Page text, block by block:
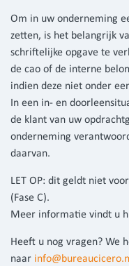
Om in uw onderneming
zetten, is het belangrijk
schriftelijke opgave te
de cao of de interne
indien deze niet onder
In een in- en
de klant van uw
onderneming
daarvan.
LET OP: dit geldt niet
(Fase C).
Meer informatie vindt u
Heeft u nog vragen? We
naar info@bureaucicero.nl